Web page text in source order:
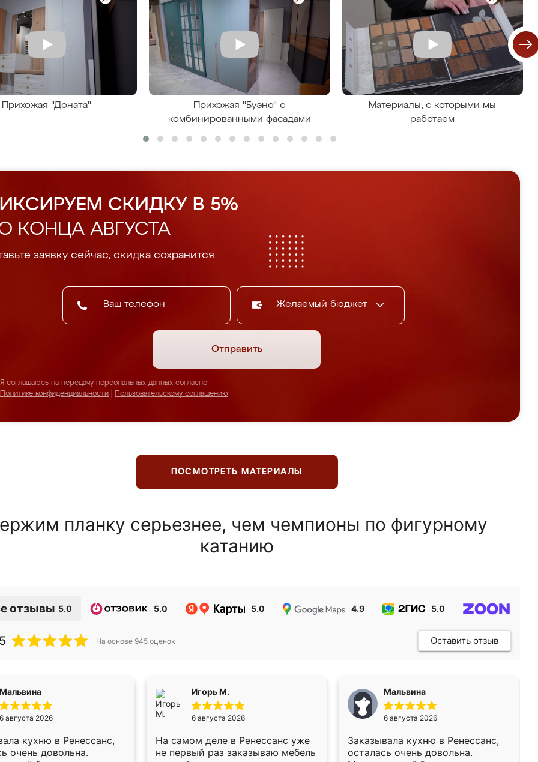
Прихожая "Доната"
Прихожая "Буэно" с
комбинированными фасадами
Материалы, с которыми мы
работаем
СКИДКУ В 5%
КОНЦА АВГУСТА
заявку сейчас, скидка сохранится.
Желаемый бюджет
Отправить
Я соглашаюсь на передачу персональных данных согласно
Политике конфиденциальности
Пользовательскому соглашению
ПОСМОТРЕТЬ МАТЕРИАЛЫ
планку серьезнее, чем чемпионы по фигурному
катанию
отзывы 5.0 5.0 5.0 4.9 5.0
На основе 945 оценок Оставить отзыв
Мальвина
6 августа 2026
кухню в Ренессанс,
очень довольна.
Игорь М.
6 августа 2026
На самом деле в Ренессанс уже
не первый раз заказываю мебель
Мальвина
6 августа 2026
Заказывала кухню в Ренессанс,
осталась очень довольна.